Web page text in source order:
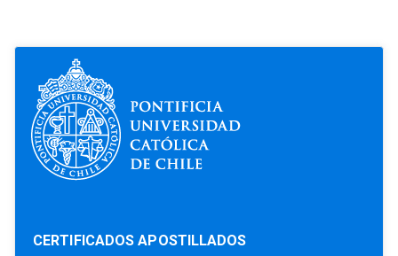
CERTIFICADOS APOSTILLADOS